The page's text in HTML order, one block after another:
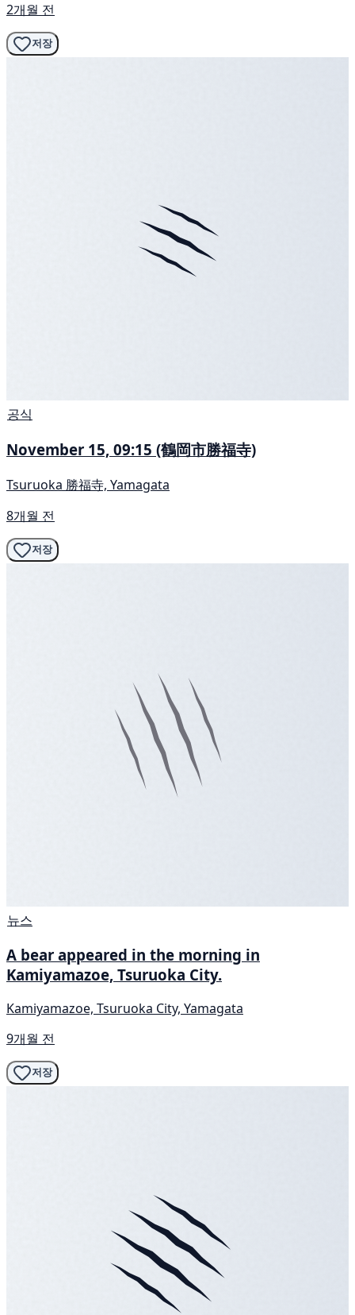
2개월 전
저장
공식
November 15, 09:15 (鶴岡市勝福寺)
Tsuruoka 勝福寺, Yamagata
8개월 전
저장
뉴스
A bear appeared in the morning in
Kamiyamazoe, Tsuruoka City.
Kamiyamazoe, Tsuruoka City, Yamagata
9개월 전
저장